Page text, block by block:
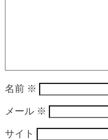
名前 ※
メール ※
サイト